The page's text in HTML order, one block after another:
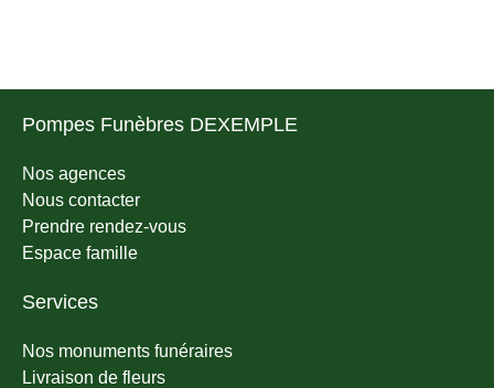
Pompes Funèbres DEXEMPLE
Nos agences
Nous contacter
Prendre rendez-vous
Espace famille
Services
Nos monuments funéraires
Livraison de fleurs